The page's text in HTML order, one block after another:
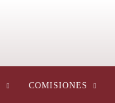
COMISIONES